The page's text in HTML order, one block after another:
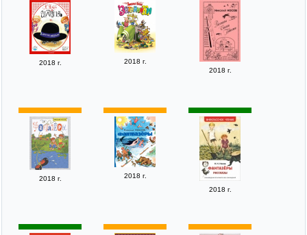
2018 г.
2018 г.
2018 г.
2018 г.
2018 г.
2018 г.